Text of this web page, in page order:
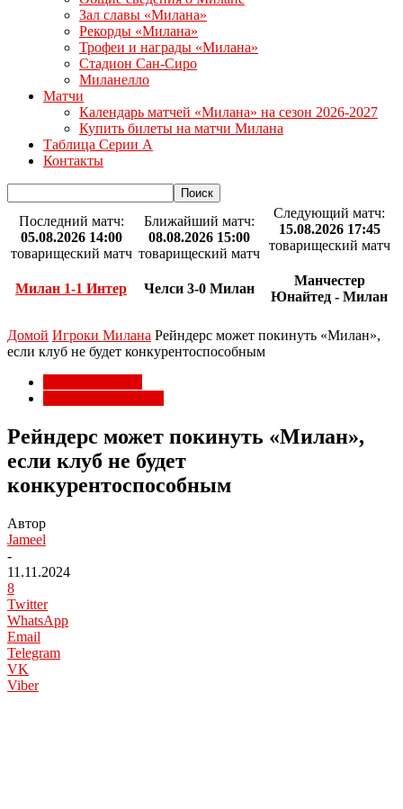
Зал славы «Милана»
Рекорды «Милана»
Трофеи и награды «Милана»
Стадион Сан-Сиро
Миланелло
Матчи
Календарь матчей «Милана» на сезон 2026-2027
Купить билеты на матчи Милана
Таблица Серии А
Контакты
Последний матч:
05.08.2026 14:00
товарищеский матч
Милан 1-1 Интер
Ближайший матч:
08.08.2026 15:00
товарищеский матч
Челси 3-0 Милан
Следующий матч:
15.08.2026 17:45
товарищеский матч
Манчестер
Юнайтед - Милан
Домой Игроки Милана Рейндерс может покинуть «Милан»,
если клуб не будет конкурентоспособным
Рейндерс может покинуть «Милан»,
если клуб не будет
конкурентоспособным
Автор
Jameel
-
11.11.2024
8
Twitter
WhatsApp
Email
Telegram
VK
Viber